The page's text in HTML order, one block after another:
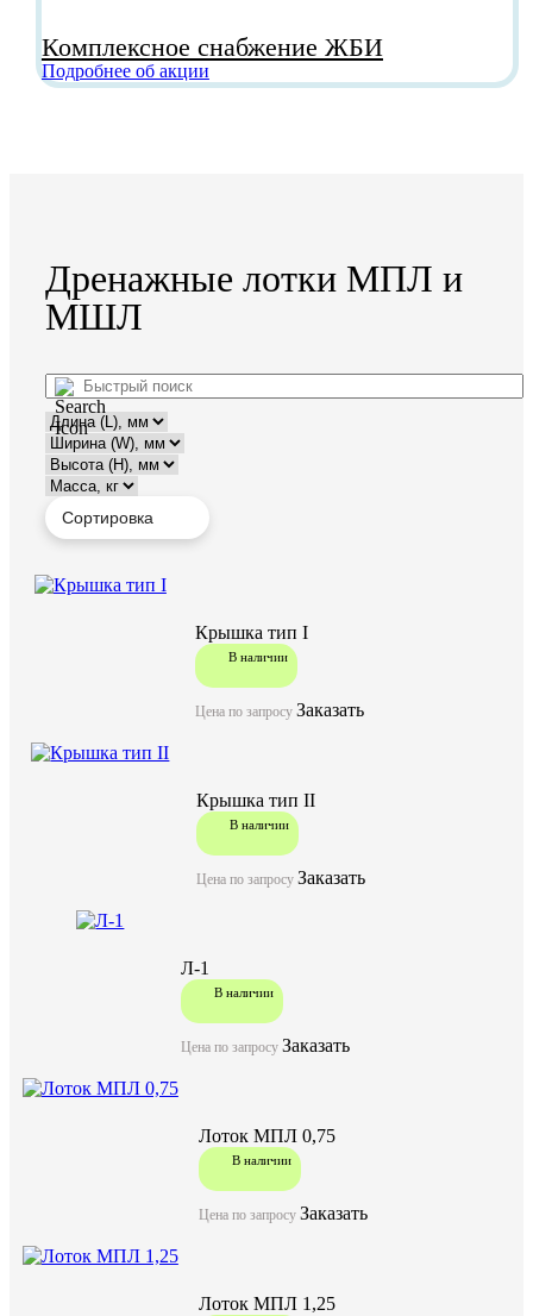
Комплексное снабжение ЖБИ
Подробнее об акции
Дренажные лотки МПЛ и
МШЛ
В наличии
Крышка тип I
Цена по запросу Заказать
В наличии
Крышка тип II
Цена по запросу Заказать
В наличии
Л-1
Цена по запросу Заказать
В наличии
Лоток МПЛ 0,75
Цена по запросуЗаказать
Лоток МПЛ 1,25